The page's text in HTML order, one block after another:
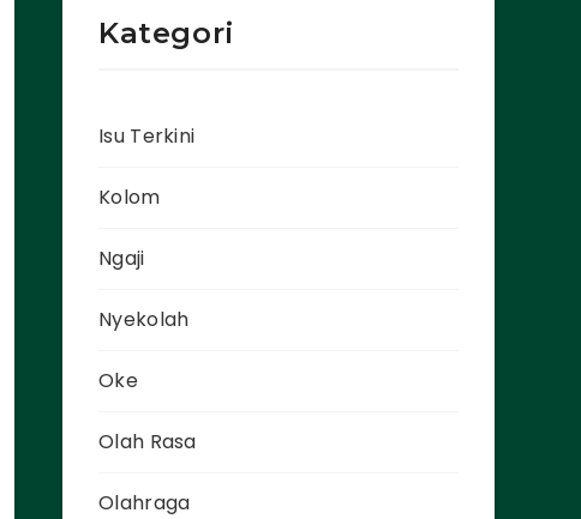
Kategori
Isu Terkini
Kolom
Ngaji
Nyekolah
Oke
Olah Rasa
Olahraga